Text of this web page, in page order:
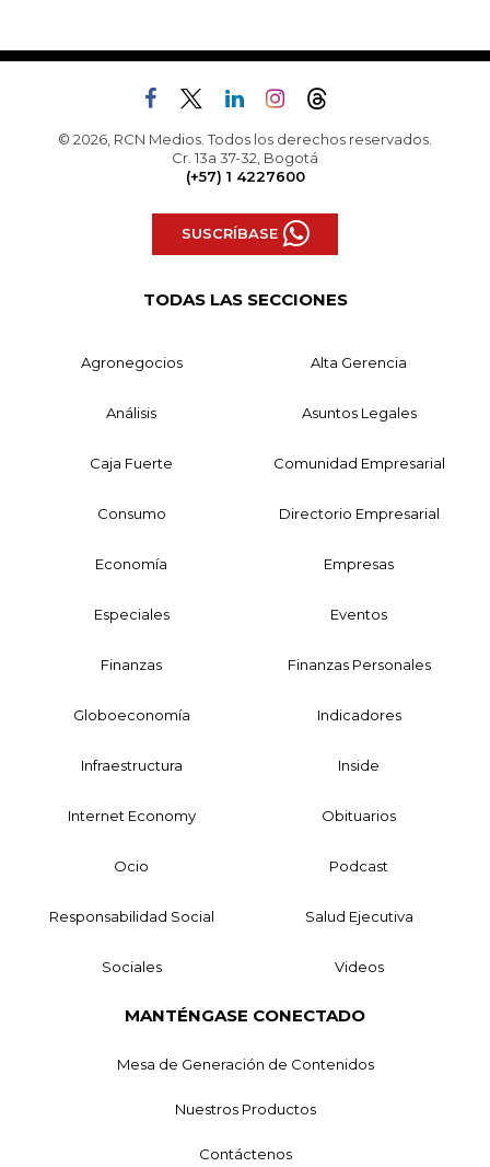
© 2026, RCN Medios. Todos los derechos reservados.
Cr. 13a 37-32, Bogotá
(+57) 1 4227600
SUSCRÍBASE
TODAS LAS SECCIONES
Agronegocios Alta Gerencia
Análisis Asuntos Legales
Caja Fuerte Comunidad Empresarial
Consumo Directorio Empresarial
Economía Empresas
Especiales Eventos
Finanzas Finanzas Personales
Globoeconomía Indicadores
Infraestructura Inside
Internet Economy Obituarios
Ocio Podcast
Responsabilidad Social Salud Ejecutiva
Sociales Videos
MANTÉNGASE CONECTADO
Mesa de Generación de Contenidos
Nuestros Productos
Contáctenos